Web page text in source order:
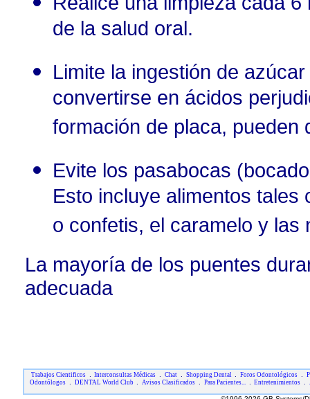
de la salud oral.
Limite la ingestión de
convertirse en ácidos
formación de placa,
Evite los pasabocas
Esto incluye alimentos
o confetis, el caramelo y las
La mayoría de los puentes
adecuada
Trabajos Cientificos Interconsultas Médicas Chat Shopping Dental Foros Odontológicos
Odontólogos
DENTAL World Club Avisos Clasificados Para Pacientes... Entretenimientos